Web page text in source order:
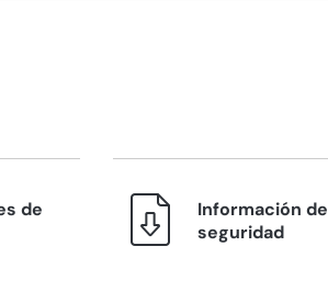
de
Información de
seguridad